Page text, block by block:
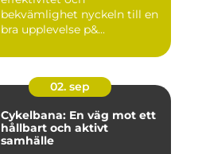
bekvämlighet nyckeln till en
bra upplevelse p&...
02. sep
Cykelbana: En väg mot ett
hållbart och aktivt
samhälle